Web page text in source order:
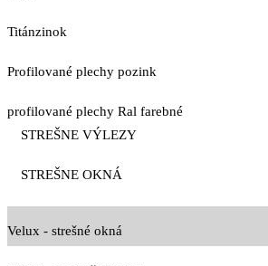
Titánzinok
Profilované plechy pozink
profilované plechy Ral farebné
STREŠNE VÝLEZY
STREŠNE OKNÁ
Velux - strešné okná